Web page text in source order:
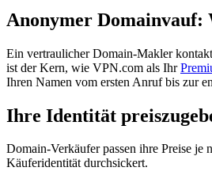
Anonymer Domainvauf:
Ein vertraulicher Domain-Makler
ist der Kern, wie VPN.com als Ihr
Ihren Namen vom ersten Anruf bis zur
Ihre Identität
Domain-Verkäufer passen ihre Preise
Käuferidentität durchsickert.